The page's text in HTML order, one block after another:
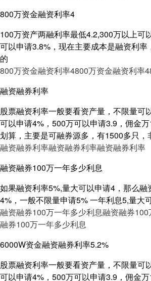
800万资金融资利率4
100万资产两融利率最低4.2,300万以上可
可以申请3.8%，现在主要成本是融资利率
的
800万资金融资利率4800万资金融资利率4
融资融券利率
股票融资利率一般要看资产量，不限量可
可以申请4%，500万可以申请3.9，佣金
划算，主要是可融券源多，有1500多只，
融资融券利率融资融券利率融资融券利率
融资融券100万一年多少利息
如果融资利率5%,量大可以申请4，那么
4%，一般不限量申请5% 一年利息5,量大
融资融券100万一年多少利息融资融券
融券100万一年多少利息
6000W资金融资融券利率5.2%
股票融资利率一般要看资产量，不限量可
可以申请4%，500万可以申请3.9，佣金